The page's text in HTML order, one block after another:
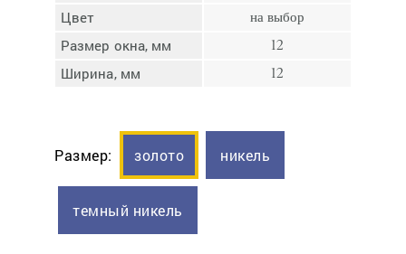
Цвет на выбор
Размер окна, мм 12
Ширина, мм 12
Размер: золото никель
темный никель